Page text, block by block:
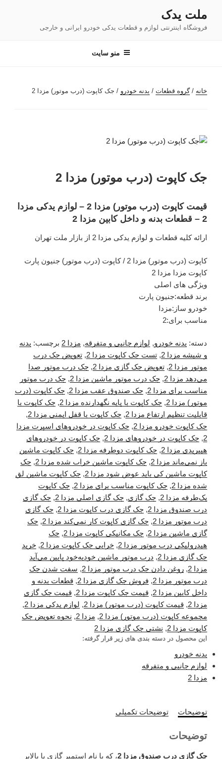
محتوا
ملت یدک
فروشگاه اینترنتی لوازم و قطعات یدکی خودرو ایرانی و خارجی
منو سایت
خانه /گروه قطعات / بدنه خودرو / جک کاپوت (درب موتور) مزدا 2
جک کاپوت (درب موتور) مزدا 2
قیمت کاپوت (درب موتور) مزدا 2 – لوازم یدکی مزدا
2 – قطعات بدنه و داخل کابین مزدا 2
ارائه کلیه قطعات و لوازم یدکی مزدا 2 از بازار ملت تهران
کاپوت (درب موتور) مزدا 2 / کاپوت (درب موتور) جنیون پارت
کاپوت مزدا مزدا 2
ویژگی های اصلی
برند قطعه:جنیون پارت
خودرو ساز:مزدا
مناسب برای:2
دسته: بدنه خودرو, لوازم جانبی و متفرقه, مزدا 2 برچسب: بدنه
و شیشه مزدا 2
, تست جک کاپوت مزدا 2 , تعویض جک درب
موتور مزدا 2
, تعویض جک گازی مزدا 2 , جک درب موتور صدا
می‌دهد مزدا 2
, جک درب موتور ماشین مزدا 2 , جک درب موتور
مناسب برای مزدا 2
, جک صندوق عقب مزدا 2 , جک کاپوت (درب
موتور) مزدا 2
, جک کاپوت با پایه نگهدارنده مزدا 2 , جک کاپوت با
قابلیت تنظیم ارتفاع مزدا 2
, جک کاپوت با قفل ایمنی مزدا 2
,
جک کاپوت خودرو مزدا 2
, جک کاپوت در خودروهای اسپرت مزدا
2
, جک کاپوت در خودروهای مزدا 2 , جک کاپوت در خودروهای
هیبریدی مزدا 2
, جک کاپوت دوطرفه مزدا 2 , جک کاپوت ماشین
باز نمی‌ماند مزدا 2
, جک کاپوت ماشین خراب شده مزدا 2 , جک
کاپوت ماشین کی باید عوض شود مزدا 2
, جک کاپوت ماشین لق
شده مزدا 2
, جک کاپوت مناسب برای مزدا 2 , جک کاپوت
یک‌طرفه مزدا 2
, جک گازی, جک گازی اصلی مزدا 2 , جک گازی
درب صندوق مزدا 2
, جک گازی درب کاپوت مزدا 2 , جک گازی
درب موتور مزدا 2
, جک گازی کاپوت کار نمی‌کند مزدا 2 , جک
گازی ماشین مزدا 2
, جک مکانیکی کاپوت مزدا 2 , جک
هیدرولیکی درب موتور مزدا 2
, خرابی جک کاپوت مزدا 2 , خرید
جک گازی مزدا 2
, درب موتور ماشین خودبه‌خود پایین می‌آید
مزدا 2
, روغن دادن جک درب موتور مزدا 2 , سفت شدن جک
درب موتور مزدا 2
, فروش جک گازی مزدا 2 , قطعات بدنه و
داخل کابین مزدا 2
, قیمت جک کاپوت مزدا 2 , قیمت جک گازی
مزدا 2
, قیمت کاپوت (درب موتور) مزدا 2 , لوازم یدکی مزدا 2
,
مجموعه کاپوت (درب موتور) مزدا 2
, مزدا 2 , نحوه تعویض جک
کاپوت مزدا 2
, نشتی جک گازی مزدا 2
این محصول در دسته بندی های زیر قرار گرفته:
بدنه خودرو
لوازم جانبی و متفرقه
مزدا 2
توضیحات توضیحات تکمیلی
توضیحات
جک گازی درب صندوق مزدا 2
، که با نام استمپر گازی یا بالابر